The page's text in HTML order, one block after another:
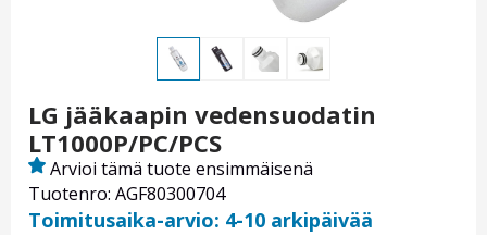
LG jääkaapin vedensuodatin
LT1000P/PC/PCS
Tuotenro: AGF80300704
Arvioi tämä tuote ensimmäisenä
Toimitusaika-arvio: 4-10 arkipäivää